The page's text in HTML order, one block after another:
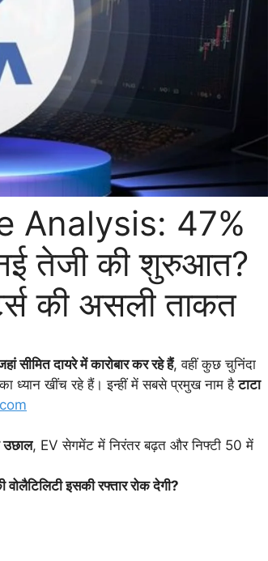
Analysis: 47%
तेजी की शुरुआत?
की असली ताकत
सीमित दायरे में कारोबार कर रहे हैं, वहीं कुछ चुनिंदा
ध्यान खींच रहे हैं। इन्हीं में सबसे प्रमुख नाम हैटाटा
उछाल, EV सेगमेंट में निरंतर बढ़त और निफ्टी 50 में
वोलैटिलिटीइसकीरफ्ताररोकदेगी?